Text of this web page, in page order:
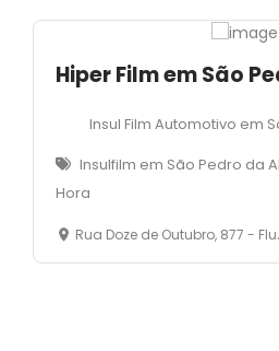
Hiper Film em São
Insul Film Automotivo em
Insulfilm em São Pedro da
Hora
Rua Doze de Outubro, 877 - Fluminense - São Pedro da Aldeia - RJ